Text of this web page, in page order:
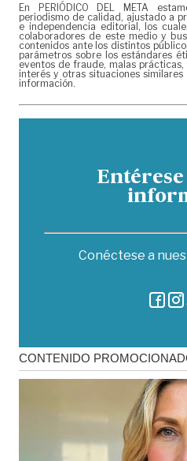
En PERIÓDICO DEL META
periodismo de calidad, ajustado a
e independencia editorial, los
colaboradores de este medio y
contenidos ante los distintos
parámetros sobre los estándares
eventos de fraude, malas
interés y otras situaciones
información.
Conéctese a